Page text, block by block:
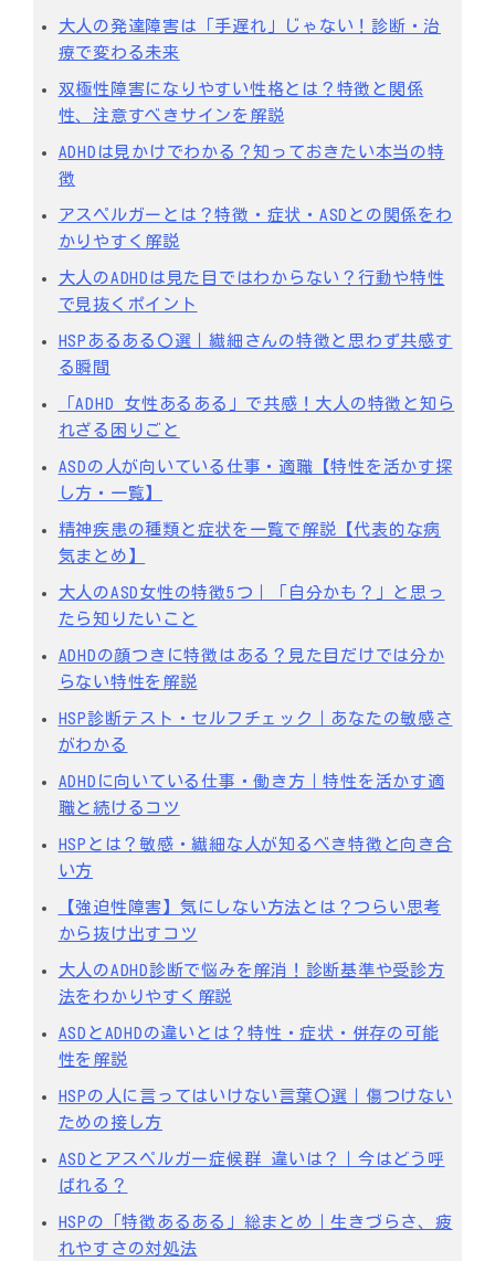
大人の発達障害は「手遅れ」じゃない！診断・治
療で変わる未来
双極性障害になりやすい性格とは？特徴と関係
性、注意すべきサインを解説
ADHDは見かけでわかる？知っておきたい本当の特
徴
アスペルガーとは？特徴・症状・ASDとの関係をわ
かりやすく解説
大人のADHDは見た目ではわからない？行動や特性
で見抜くポイント
HSPあるある〇選｜繊細さんの特徴と思わず共感す
る瞬間
「ADHD 女性あるある」で共感！大人の特徴と知ら
れざる困りごと
ASDの人が向いている仕事・適職【特性を活かす探
し方・一覧】
精神疾患の種類と症状を一覧で解説【代表的な病
気まとめ】
大人のASD女性の特徴5つ｜「自分かも？」と思っ
たら知りたいこと
ADHDの顔つきに特徴はある？見た目だけでは分か
らない特性を解説
HSP診断テスト・セルフチェック｜あなたの敏感さ
がわかる
ADHDに向いている仕事・働き方｜特性を活かす適
職と続けるコツ
HSPとは？敏感・繊細な人が知るべき特徴と向き合
い方
【強迫性障害】気にしない方法とは？つらい思考
から抜け出すコツ
大人のADHD診断で悩みを解消！診断基準や受診方
法をわかりやすく解説
ASDとADHDの違いとは？特性・症状・併存の可能
性を解説
HSPの人に言ってはいけない言葉〇選｜傷つけない
ための接し方
ASDとアスペルガー症候群 違いは？｜今はどう呼
ばれる？
HSPの「特徴あるある」総まとめ｜生きづらさ、疲
れやすさの対処法